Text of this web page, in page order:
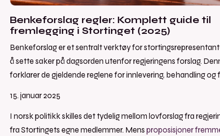
Benkeforslag regler: Komplett guide til
fremlegging i Stortinget (2025)
Benkeforslag er et sentralt verktøy for
å sette saker på dagsorden utenfor regjeringens forslag.
forklarer de gjeldende reglene for innlevering, behandling og
15. januar 2025
I norsk politikk skilles det tydelig mellom lovforslag fra
fra Stortingets egne medlemmer. Mens proposisjoner